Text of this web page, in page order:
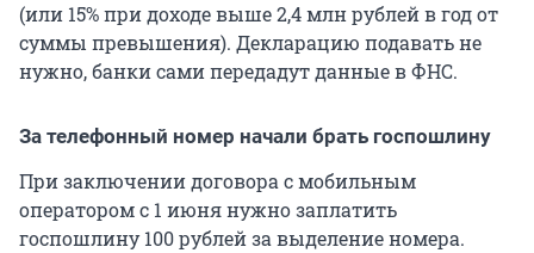
(или 15% при доходе выше 2,4 млн рублей в год от
суммы превышения). Декларацию подавать не
нужно, банки сами передадут данные в ФНС.
За телефонный номер начали брать госпошлину
При заключении договора с мобильным
оператором с 1 июня нужно заплатить
госпошлину 100 рублей за выделение номера.